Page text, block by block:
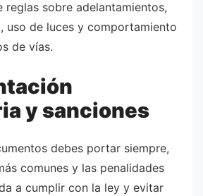
reglas sobre adelantamientos,
uso de luces y comportamiento
de vías.
y sanciones
debes portar siempre,
comunes y las penalidades
a cumplir con la ley y evitar